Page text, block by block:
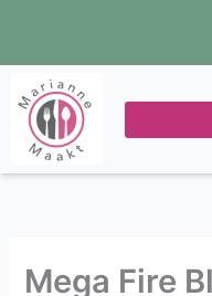
de
inhoud
Mega Fire